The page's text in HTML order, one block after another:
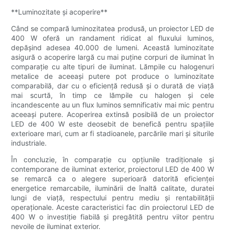
**Luminozitate și acoperire**
Când se compară luminozitatea produsă, un proiector LED de
400 W oferă un randament ridicat al fluxului luminos,
depășind adesea 40.000 de lumeni. Această luminozitate
asigură o acoperire largă cu mai puține corpuri de iluminat în
comparație cu alte tipuri de iluminat. Lămpile cu halogenuri
metalice de aceeași putere pot produce o luminozitate
comparabilă, dar cu o eficiență redusă și o durată de viață
mai scurtă, în timp ce lămpile cu halogen și cele
incandescente au un flux luminos semnificativ mai mic pentru
aceeași putere. Acoperirea extinsă posibilă de un proiector
LED de 400 W este deosebit de benefică pentru spațiile
exterioare mari, cum ar fi stadioanele, parcările mari și siturile
industriale.
În concluzie, în comparație cu opțiunile tradiționale și
contemporane de iluminat exterior, proiectorul LED de 400 W
se remarcă ca o alegere superioară datorită eficienței
energetice remarcabile, iluminării de înaltă calitate, duratei
lungi de viață, respectului pentru mediu și rentabilității
operaționale. Aceste caracteristici fac din proiectorul LED de
400 W o investiție fiabilă și pregătită pentru viitor pentru
nevoile de iluminat exterior.